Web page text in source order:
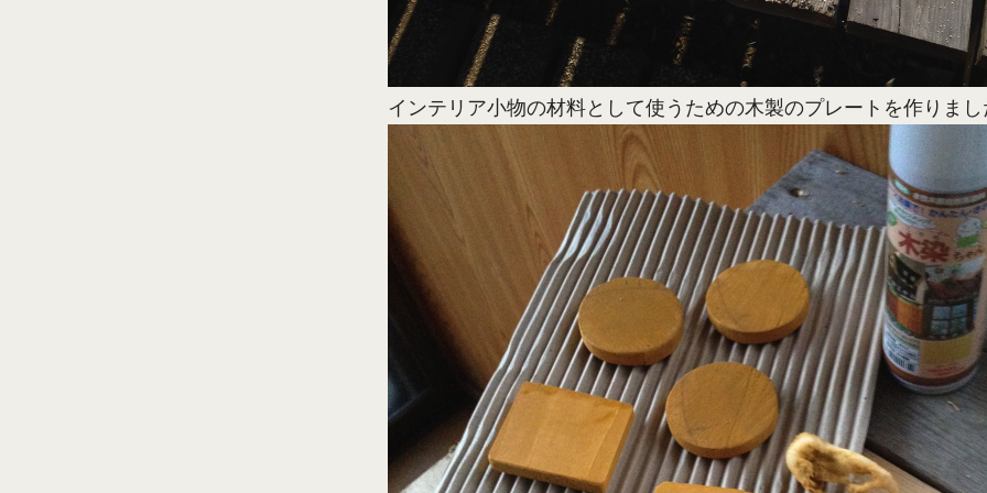
インテリア小物の材料として使うための木製のプレートを作りま